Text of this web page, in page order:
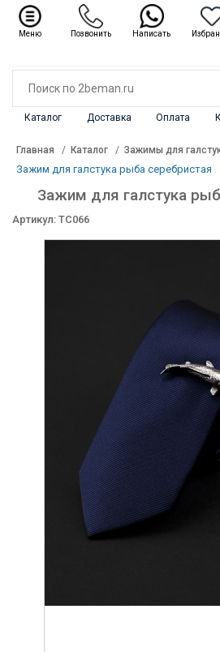
Каталог Доставка Оплата
Каталог ✖
Главная Каталог Зажимы для
Зажим для галстука рыба серебристая
Зажим для галстука
Артикул: TC066
Меню Позвонить Написать